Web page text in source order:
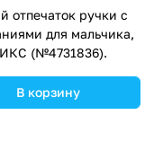
отпечаток ручки с
для мальчика,
(№4731836).
В корзину